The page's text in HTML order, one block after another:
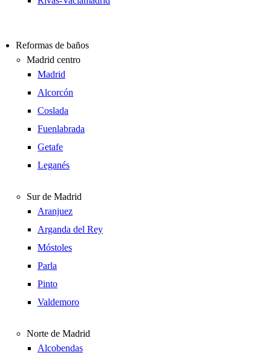
Reformas de baños
Madrid centro
Madrid
Alcorcón
Coslada
Fuenlabrada
Getafe
Leganés
Sur de Madrid
Aranjuez
Arganda del Rey
Móstoles
Parla
Pinto
Valdemoro
Norte de Madrid
Alcobendas